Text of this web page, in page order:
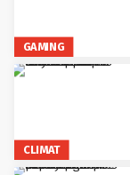
GAMING
CLIMAT